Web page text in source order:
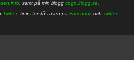
, samt på min blogg cpgp.blogg.se
Twitter. finns förstås även på Facebook och Twitter.